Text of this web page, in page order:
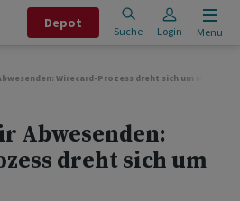
Depot
Suche Login Menu
Wirecard-Prozess dreht sich um Marsalek
Abwesenden:
dreht sich um